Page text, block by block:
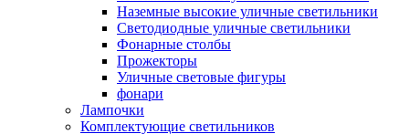
Наземные высокие уличные светильники
Светодиодные уличные светильники
Фонарные столбы
Прожекторы
Уличные световые фигуры
фонари
Лампочки
Комплектующие светильников